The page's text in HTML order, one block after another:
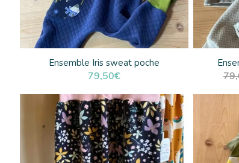
Ensemble Iris sweat poche
79,50€